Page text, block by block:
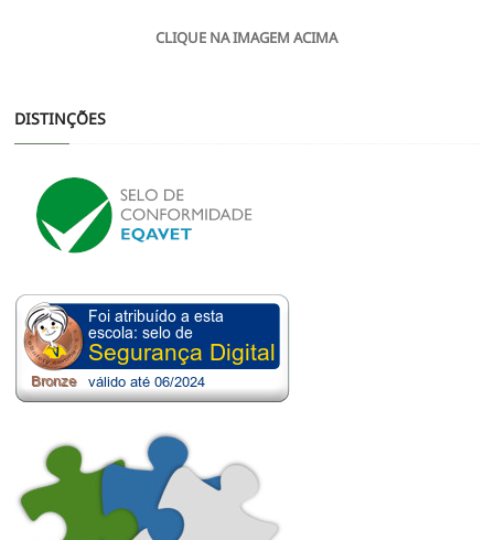
CLIQUE NA IMAGEM ACIMA
DISTINÇÕES